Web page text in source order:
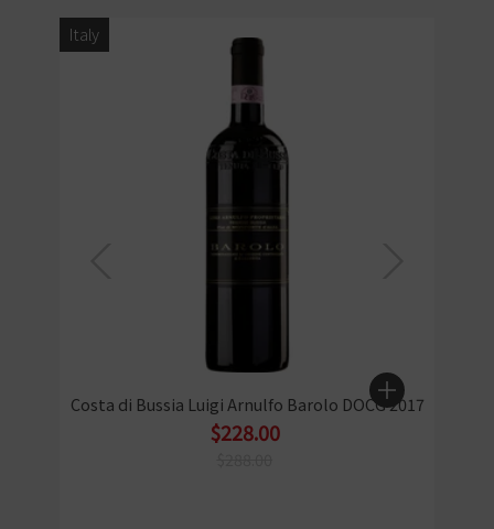
Italy
Costa di Bussia Luigi Arnulfo Barolo DOCG 2017
$228.00